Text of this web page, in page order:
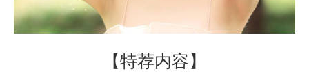
【特荐内容】